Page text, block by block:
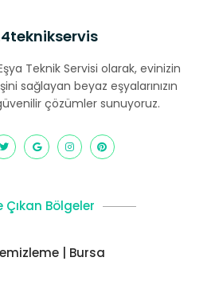
Teknik Servisi olarak, evinizin
sağlayan beyaz eşyalarınızın
çözümler sunuyoruz.
Çıkan Bölgeler
| Bursa